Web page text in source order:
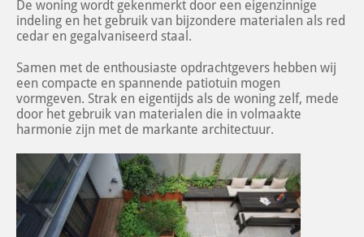
De woning wordt gekenmerkt door een eigenzinnige
indeling en het gebruik van bijzondere materialen als red
cedar en gegalvaniseerd staal.
Samen met de enthousiaste opdrachtgevers hebben wij
een compacte en spannende patiotuin mogen
vormgeven. Strak en eigentijds als de woning zelf, mede
door het gebruik van materialen die in volmaakte
harmonie zijn met de markante architectuur.